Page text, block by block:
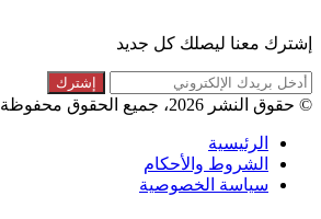
إشترك معنا ليصلك كل جديد
أدخل
بريدك
© حقوق النشر 2026، جميع الحقوق محفوظة. |
الرئيسية
الشروط والأحكام
سياسة الخصوصية